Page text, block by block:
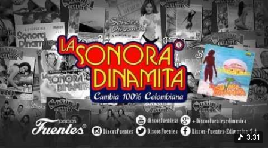
3:31